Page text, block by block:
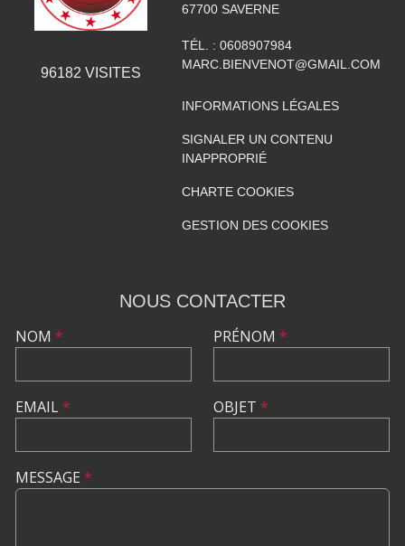
96182 VISITES
67700 SAVERNE
TÉL. : 0608907984
MARC.BIENVENOT@GMAIL.COM
INFORMATIONS LÉGALES
SIGNALER UN CONTENU
INAPPROPRIÉ
CHARTE COOKIES
GESTION DES COOKIES
NOUS CONTACTER
NOM *
EMAIL*
PRÉNOM *
OBJET *
MESSAGE *